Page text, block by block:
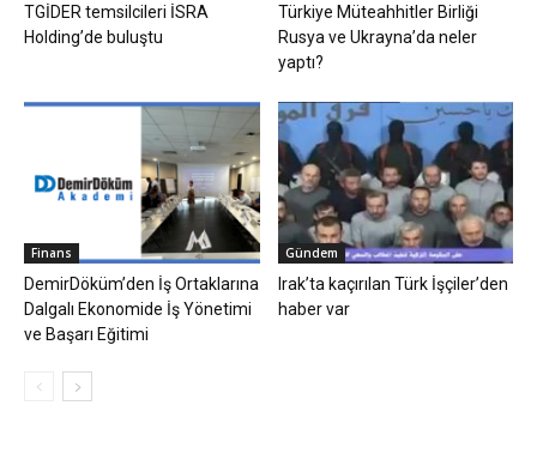
TGİDER temsilcileri İSRA
Holding’de buluştu
Türkiye Müteahhitler Birliği
Rusya ve Ukrayna’da neler
yaptı?
Finans
DemirDöküm’den İş Ortaklarına
Dalgalı Ekonomide İş Yönetimi
ve Başarı Eğitimi
Gündem
Irak’ta kaçırılan Türk İşçiler’den
haber var